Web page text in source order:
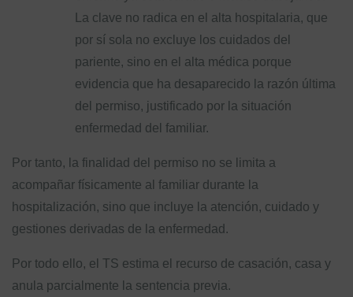
La clave no radica en el alta hospitalaria, que
por sí sola no excluye los cuidados del
pariente, sino en el alta médica porque
evidencia que ha desaparecido la razón última
del permiso, justificado por la situación
enfermedad del familiar.
Por tanto, la finalidad del permiso no se limita a
acompañar físicamente al familiar durante la
hospitalización, sino que incluye la atención, cuidado y
gestiones derivadas de la enfermedad.
Por todo ello, el TS estima el recurso de casación, casa y
anula parcialmente la sentencia previa.